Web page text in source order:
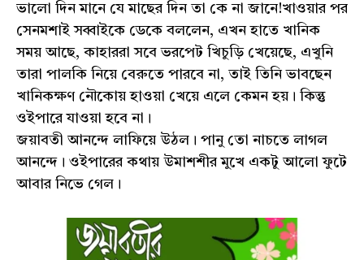
ভালো দিন মানে যে মাছের দিন তা কে না জানে!খাওয়ার পর
সেনমশাই সব্বাইকে ডেকে বললেন, এখন হাতে খানিক
সময় আছে, কাহাররা সবে ভরপেট খিচুড়ি খেয়েছে, এখুনি
তারা পালকি নিয়ে বেরুতে পারবে না, তাই তিনি ভাবছেন
খানিকক্ষণ নৌকোয় হাওয়া খেয়ে এলে কেমন হয়। কিন্তু
ওইপারে যাওয়া হবে না।
জয়াবতী আনন্দে লাফিয়ে উঠল। পানু তো নাচতে লাগল
আনন্দে। ওইপারের কথায় উমাশশীর মুখে একটু আলো ফুটে
আবার নিভে গেল।